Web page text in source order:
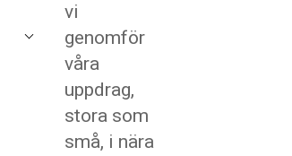
vi
genomför
våra
uppdrag,
stora som
små, i nära